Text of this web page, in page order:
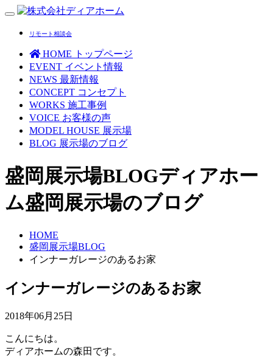
Toggle
リモート相談会
HOME
トップページ
EVENT イベント情報
NEWS 最新情報
CONCEPT コンセプト
WORKS 施工事例
VOICE お客様の声
MODEL HOUSE 展示場
BLOG 展示場のブログ
盛岡展示場BLOGディアホー
ム盛岡展示場のブログ
HOME
盛岡展示場BLOG
インナーガレージのあるお家
インナーガレージのあるお家
2018年06月25日
こんにちは。
ディアホームの森田です。